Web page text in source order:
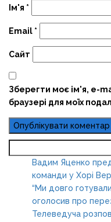
Ім'я *
Email *
Сайт
Зберегти моє ім'я, e-
браузері для моїх
Вадим Яценко
команди у Хорі
“Ми довго
оголосив про
Телеведуча